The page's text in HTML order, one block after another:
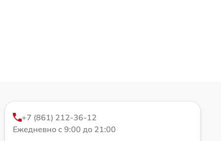
+7 (861) 212-36-12
Ежедневно с 9:00 до 21:00